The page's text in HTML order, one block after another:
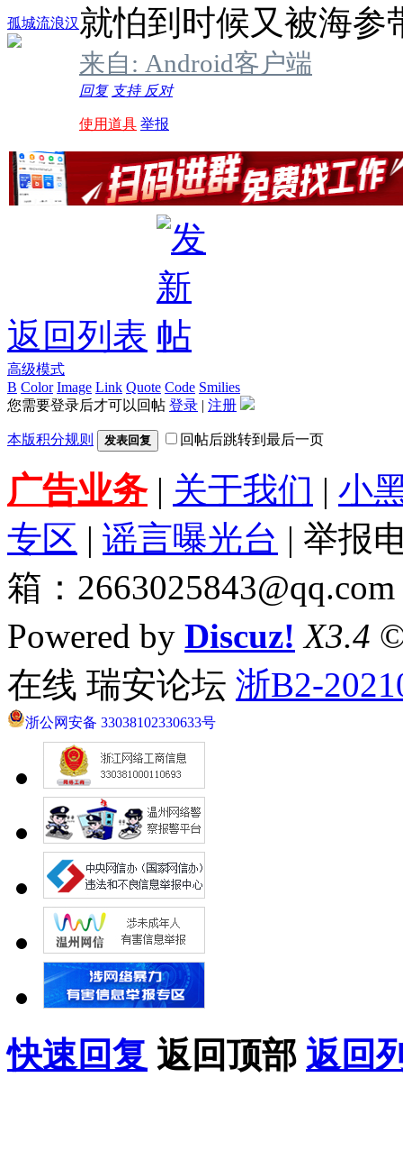
孤城流浪汉就怕到时候又被海参
来自: Android客户端
回复 支持 反对
使用道具 举报
返回列表
高级模式
B Color Image Link Quote Code Smilies
您需要登录后才可以回帖 登录 | 注册
本版积分规则 发表回复 回帖后跳转到最后一页
广告业务| 关于我们 | 小
专区 | 谣言曝光台 | 举报
箱：2663025843@qq.com
Powered by Discuz! X3.4
在线 瑞安论坛 浙B2-
浙公网安备 33038102330633号
快速回复 返回顶部 返回